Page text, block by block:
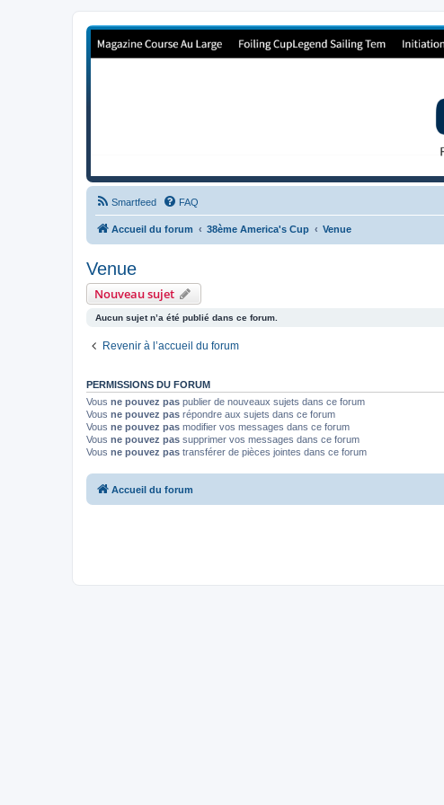
Forum de Cup In Europe
Smartfeed FAQ
Accueil du forum 38ème America's Cup Venue
Venue
Nouveau sujet
Aucun sujet n’a été publié dans ce forum.
Revenir à l’accueil du forum
PERMISSIONS DU FORUM
Vous ne pouvez pas publier de nouveaux sujets dans ce forum
Vous ne pouvez pas répondre aux sujets dans ce forum
Vous ne pouvez pas modifier vos messages dans ce forum
Vous ne pouvez pas supprimer vos messages dans ce forum
Vous ne pouvez pas transférer de pièces jointes dans ce forum
Accueil du forum